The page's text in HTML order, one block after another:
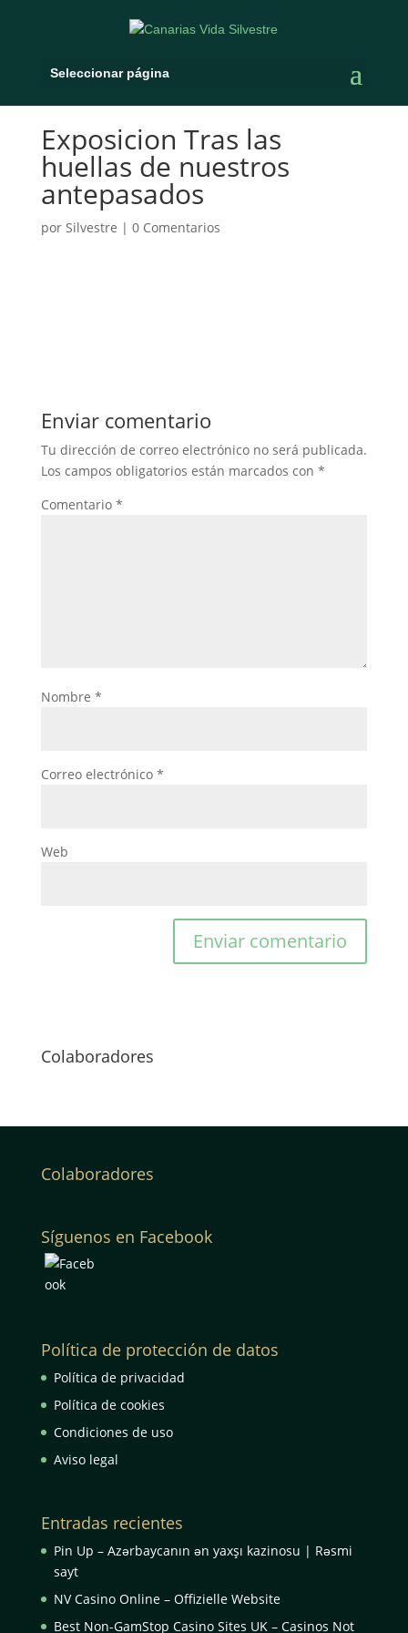
Seleccionar página
Exposicion Tras las
huellas de nuestros
antepasados
por Silvestre | 0 Comentarios
Enviar comentario
Tu dirección de correo electrónico no será publicada.
Los campos obligatorios están marcados con *
Comentario *
Nombre *
Correo electrónico *
Web
Colaboradores
Colaboradores
Síguenos en Facebook
Política de protección de datos
Política de privacidad
Política de cookies
Condiciones de uso
Aviso legal
Entradas recientes
Pin Up – Azərbaycanın ən yaxşı kazinosu | Rəsmi
sayt
NV Casino Online – Offizielle Website
Best Non-GamStop Casino Sites UK – Casinos Not